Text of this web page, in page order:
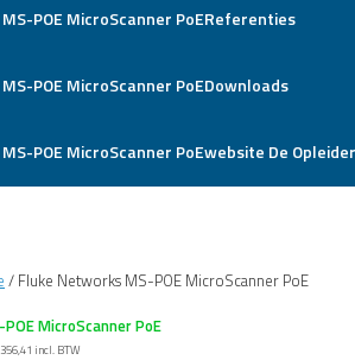
Referenties
Downloads
website De Opleider
/ Fluke Networks MS-POE MicroScanner PoE
MicroScanner PoE
incl. BTW